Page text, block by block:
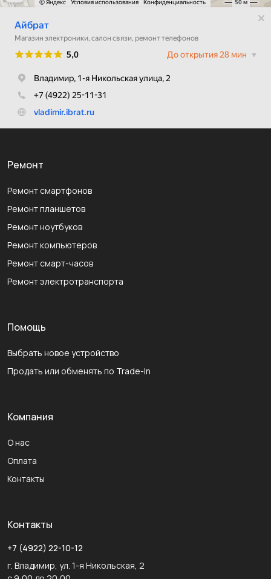
Ремонт
Ремонт смартфонов
Ремонт планшетов
Ремонт ноутбуков
Ремонт компьютеров
Ремонт смарт-часов
Ремонт электротранспорта
Помощь
Выбрать новое устройство
Продать или обменять по Trade-In
Компания
О нас
Оплата
Контакты
Контакты
+7 (4922) 22-10-12
г. Владимир, ул. 1-я Никольская, 2